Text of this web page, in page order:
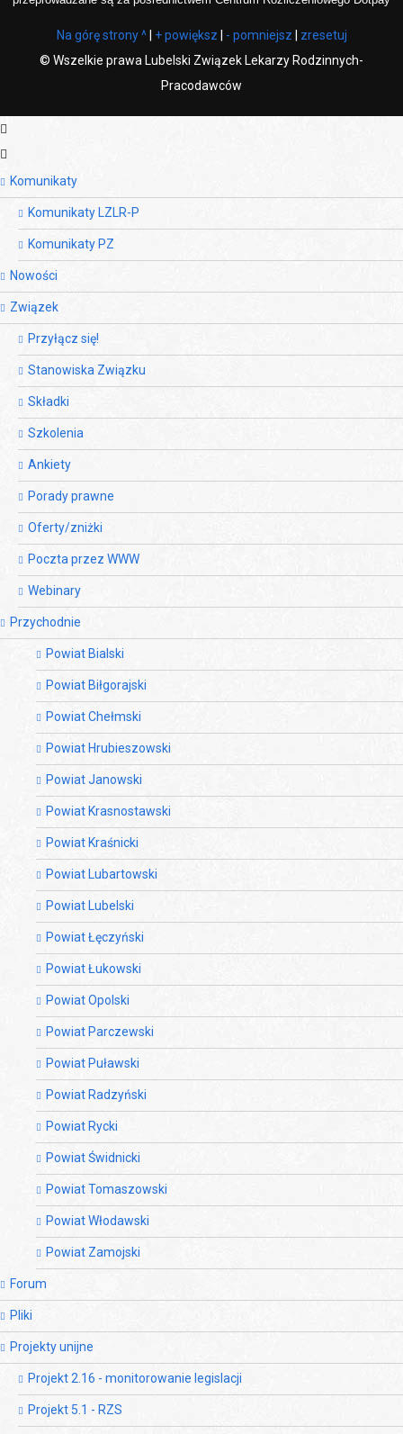
Na górę strony ^| + powiększ - pomniejsz
zresetuj
© Wszelkie prawa Lubelski Związek Lekarzy Rodzinnych-
Pracodawców
Komunikaty
Komunikaty LZLR-P
Komunikaty PZ
Nowości
Związek
Przyłącz się!
Stanowiska Związku
Składki
Szkolenia
Ankiety
Porady prawne
Oferty/zniżki
Poczta przez WWW
Webinary
Przychodnie
Powiat Bialski
Powiat Biłgorajski
Powiat Chełmski
Powiat Hrubieszowski
Powiat Janowski
Powiat Krasnostawski
Powiat Kraśnicki
Powiat Lubartowski
Powiat Lubelski
Powiat Łęczyński
Powiat Łukowski
Powiat Opolski
Powiat Parczewski
Powiat Puławski
Powiat Radzyński
Powiat Rycki
Powiat Świdnicki
Powiat Tomaszowski
Powiat Włodawski
Powiat Zamojski
Forum
Pliki
Projekty unijne
Projekt 2.16 - monitorowanie legislacji
Projekt 5.1 - RZS